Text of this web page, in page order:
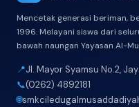
Mencetak generasi beriman,
1996. Melayani siswa dari
bawah naungan Yayasan Al-
📍Jl. Mayor Syamsu No.2,
📞(0262) 4892181
🌐